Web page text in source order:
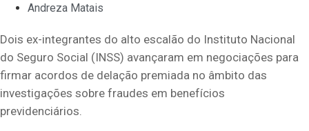
Andreza Matais
Dois ex-integrantes do alto escalão do Instituto Nacional
do Seguro Social (INSS) avançaram em negociações para
firmar acordos de delação premiada no âmbito das
investigações sobre fraudes em benefícios
previdenciários.